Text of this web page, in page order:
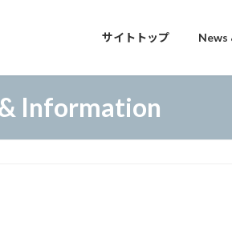
サイトトップ
Information